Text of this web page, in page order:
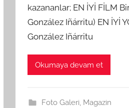
kazananlar; EN İYİ FİLM
González Iñárritu) EN İYİ
González Iñárritu
Okumaya devam et
Foto Galeri, Magazin